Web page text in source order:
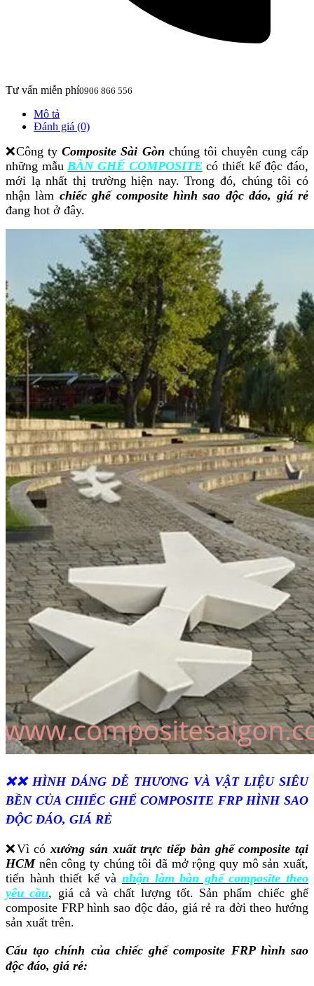
Tư vấn miễn phí0906 866 556
Mô tả
Đánh giá (0)
❌Công tyComposite Sài Gòn chúng tôi chuyên cung cấp
những mẫu BÀN GHẾ COMPOSITEcó thiết kế độc đáo,
mới lạ nhất thị trường hiện nay. Trong đó, chúng tôi có
nhận làm chiếc ghế composite hình sao độc đáo, giá rẻ
đang hot ở đây.
❌❌ HÌNH DÁNG DỄ THƯƠNG VÀ VẬT LIỆU SIÊU
BỀN CỦA CHIẾC GHẾ COMPOSITE FRP HÌNH SAO
ĐỘC ĐÁO, GIÁ RẺ
❌Vì cóxưởng sản xuất trực tiếp bàn ghế composite tại
HCMnên công ty chúng tôi đã mở rộng quy mô sản xuất,
tiến hành thiết kế và nhận làm bàn ghế composite theo
yêu cầu, giá cả và chất lượng tốt. Sản phẩm chiếc ghế
composite FRP hình sao độc đáo, giá rẻ ra đời theo hướng
sản xuất trên.
Cấu tạo chính của chiếc ghế composite FRP hình sao
độc đáo, giá rẻ: